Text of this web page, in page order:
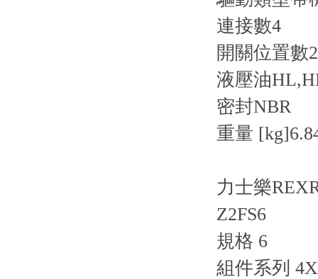
連接數4
開關位置數2
液壓油
密封NBR
重量 [kg]
力士樂
Z2FS6
規格 6
組件系列 4X